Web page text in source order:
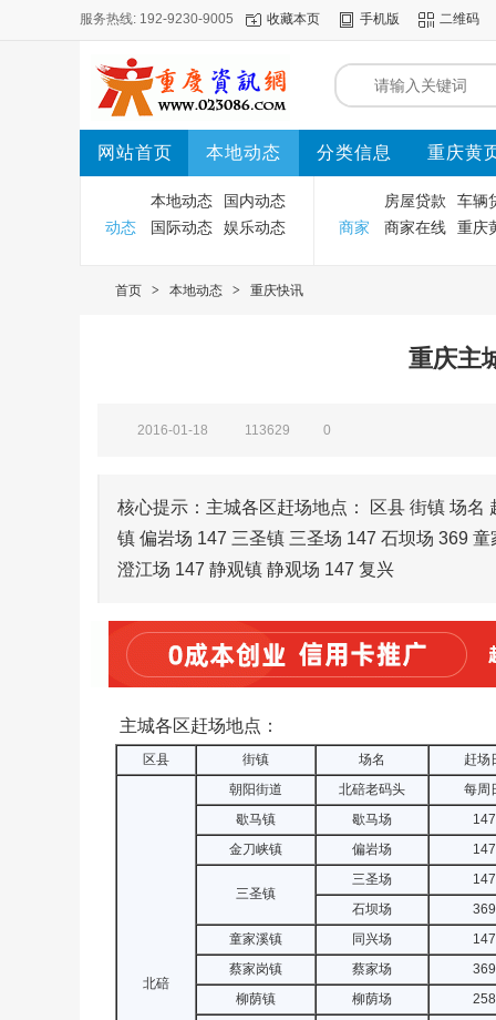
服务热线: 192-9230-9005 收藏本页 手机版 二维码
网站首页 本地动态 分类信息 重庆黄
动态
本地动态
国内动态
国际动态
娱乐动态 商家
房屋贷款
车辆
商家在线
重庆
首页 > 本地动态 > 重庆快讯
重庆主
2016-01-18 113629 0
核心提示：主城各区赶场地点： 区县 街镇 场名
镇 偏岩场 147 三圣镇 三圣场 147 石坝场 369
澄江场 147 静观镇 静观场 147 复兴
主城各区赶场地点：
区县 街镇 场名 赶场
北碚
朝阳街道 北碚老码头
每周
歇马镇
歇马场
147
金刀峡镇
偏岩场 147
三圣镇
三圣场
147
石坝场
369
童家溪镇
同兴场
147
蔡家岗镇
蔡家场
369
柳荫镇
柳荫场
258